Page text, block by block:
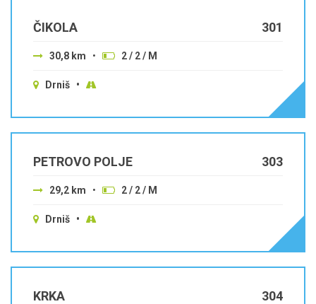
301
ČIKOLA
30,8 km • 2 / 2 / M
Drniš •
303
PETROVO POLJE
29,2 km • 2 / 2 / M
Drniš •
304
KRKA